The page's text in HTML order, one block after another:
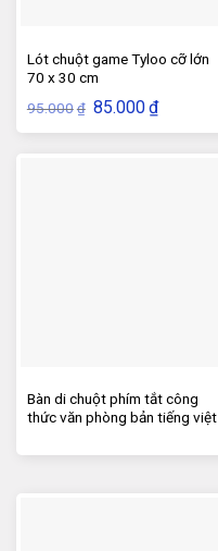
Lót chuột game Tyloo cỡ lớn
70 x 30 cm
95.000 ₫ Giá
gốc
là:
85.000₫Giá
hiện
tại
Bàn di chuột phím tắt công
thức văn phòng bản tiếng việt